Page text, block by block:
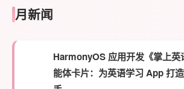
月新闻
HarmonyOS 应用开发《掌上英
能体卡片：为英语学习 App 打